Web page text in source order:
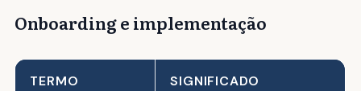
Onboarding e implementação
TERMO SIGNIFICADO